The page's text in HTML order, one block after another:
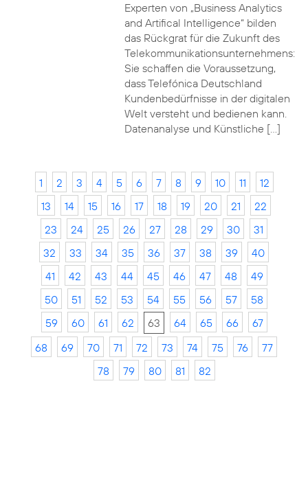
Experten von „Business Analytics
and Artifical Intelligence“ bilden
das Rückgrat für die Zukunft des
Telekommunikationsunternehmens:
Sie schaffen die Voraussetzung,
dass Telefónica Deutschland
Kundenbedürfnisse in der digitalen
Welt versteht und bedienen kann.
Datenanalyse und Künstliche […]
1 2 3 4 5 6 7 8 9 10 11
12
13
14 15 16 17 18 19 20 21
22
23
24 25 26 27 28 29 30
31
32
33 34 35 36 37 38 39
40
41
42 43 44 45 46 47 48
49
50
51 52 53 54 55 56 57
58
59
60 61 62 63 64 65 66
67
68
69 70 71 72 73 74 75 76
77
78
79 80 81 82